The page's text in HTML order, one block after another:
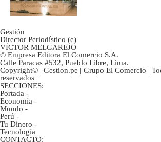
Gestión
Director Periodístico (e)
VÍCTOR MELGAREJO
© Empresa Editora El Comercio S.A.
Calle Paracas #532, Pueblo Libre, Lima.
Copyright© | Gestion.pe | Grupo El Comercio |
reservados
SECCIONES:
Portada -
Economía -
Mundo -
Perú -
Tu Dinero -
Tecnología
CONTACTO: